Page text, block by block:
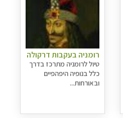
רומניה בעקבות דרקולה
טיול לרומניה מתרכז בדרך
כלל בנופיה היפהפיים
ובאורחות...